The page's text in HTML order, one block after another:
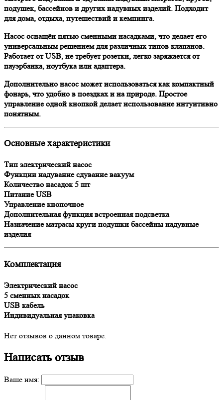
подушек, бассейнов и других надувных изделий. Подходит
для дома, отдыха, путешествий и кемпинга.
Насос оснащён пятью сменными насадками, что делает его
универсальным решением для различных типов клапанов.
Работает от USB, не требует розетки, легко заряжается от
пауэрбанка, ноутбука или адаптера.
Дополнительно насос может использоваться каккомпактный
фонарь, что удобно в поездках и на природе. Простое
управление одной кнопкой делает использование интуитивно
понятным.
Основные характеристики
Тип электрический насос
Функции надувание сдувание вакуум
Количество насадок 5 шт
Питание USB
Управление кнопочное
Дополнительная функция встроенная подсветка
Назначение матрасы круги подушки бассейны надувные
изделия
Комплектация
Электрический насос
5 сменных насадок
USB кабель
Индивидуальная упаковка
Нет отзывов о данном товаре.
Написать отзыв
Ваше имя: